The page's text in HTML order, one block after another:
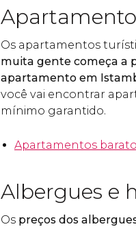
Os apartamentos
muita gente começa a
apartamento em
você vai encontrar
mínimo garantido.
Apartamentos
Albergues e
Os preços dos